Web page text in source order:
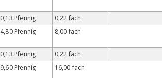
0,13 Pfennig
0,22 fach
4,80 Pfennig 8,00 fach
0,13 Pfennig
0,22 fach
9,60 Pfennig 16,00 fach